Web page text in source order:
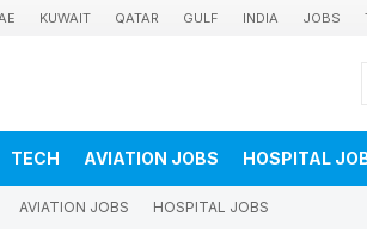
KUWAIT QATAR GULF INDIA JOBS
TECH AVIATION JOBS HOSPITAL
AVIATION JOBS HOSPITAL JOBS